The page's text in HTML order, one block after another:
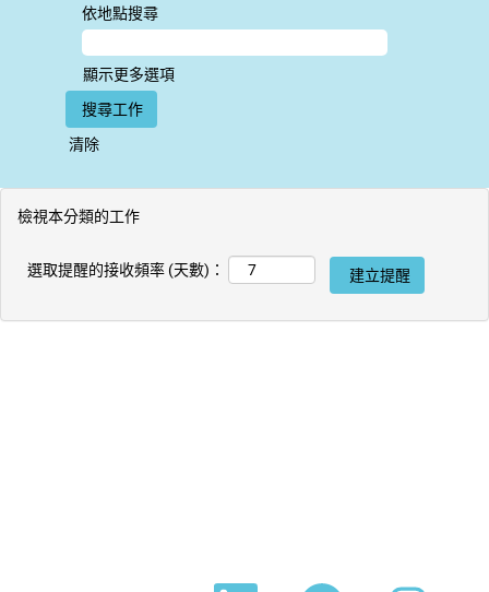
依地點搜尋
顯示更多選項
清除
檢視本分類的工作
選取提醒的接收頻率 (天數)：
在 在 在